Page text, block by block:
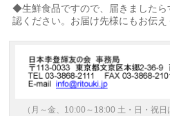
◆生鮮食品ですので、届きました
認ください。お届け先様にもお伝え
（月～金、10:00～18:00 土・日・祝日